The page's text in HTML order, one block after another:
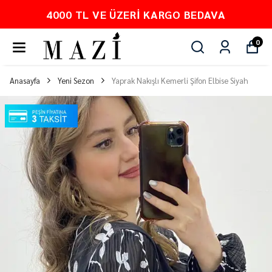
4000 TL VE ÜZERI KARGO BEDAVA
0
Anasayfa Yeni Sezon Yaprak Nakışlı Kemerli Şifon Elbise Siyah